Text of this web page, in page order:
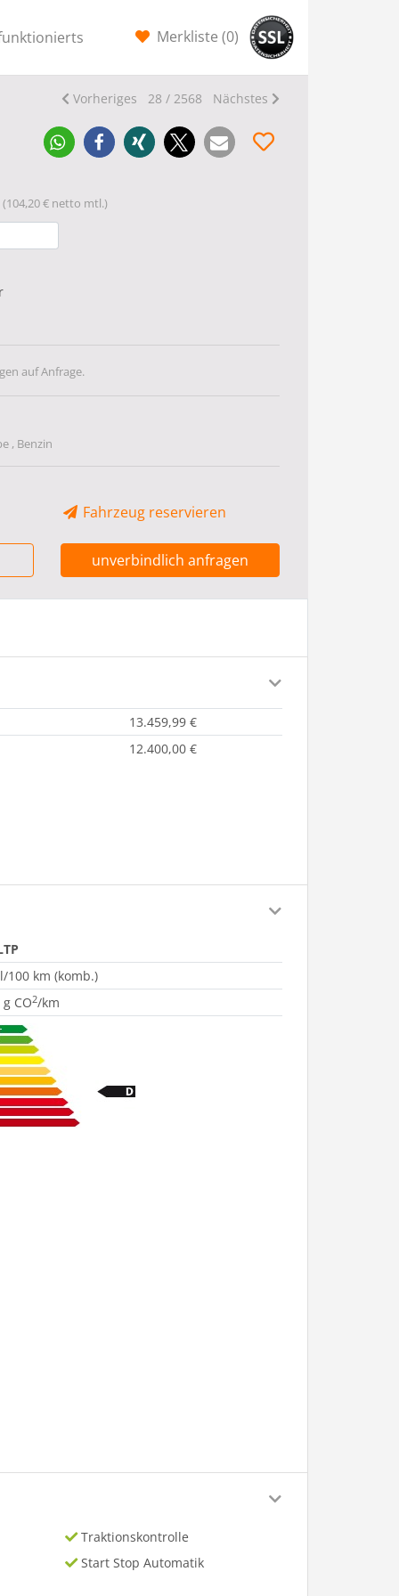
Merkliste (0)
Vorheriges 28 / 2568 Nächstes
(104,20 € netto mtl.)
auf Anfrage.
, Benzin
Fahrzeug reservieren
unverbindlich anfragen
13.459,99 €
12.400,00 €
100 km (komb.)
CO2/km
Traktionskontrolle
Start Stop Automatik